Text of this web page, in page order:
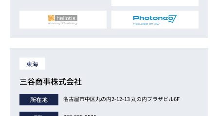
東海
三谷商事株式会社
所在地 名古屋市中区丸の内2-12-13 丸の内プラザビル6F